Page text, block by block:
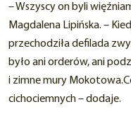
– Wszyscy on byli
Magdalena Lipińska. –
przechodziła defilada
było ani orderów, ani
i zimne mury
cichociemnych – dodaje.